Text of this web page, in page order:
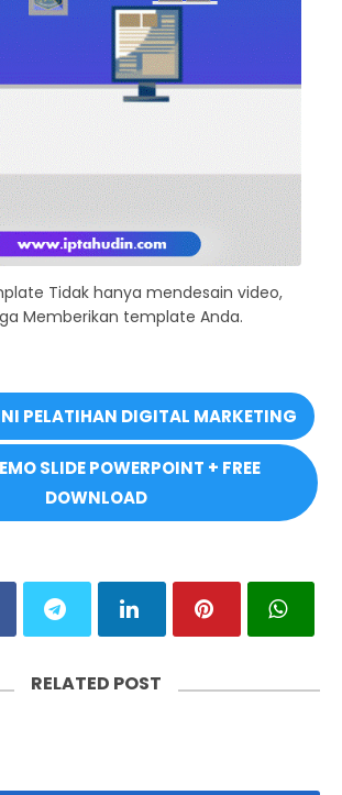
Tidak hanya mendesain video,
Memberikan template Anda.
PELATIHAN DIGITAL MARKETING
SLIDE POWERPOINT + FREE
DOWNLOAD
RELATED POST